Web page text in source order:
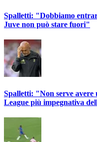
Spalletti: "Dobbiamo
Juve non può stare fuori"
Spalletti: "Non serve avere
League più impegnativa